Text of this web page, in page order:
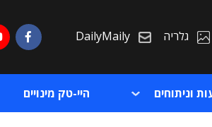
גלריה DailyMaily
וניתוחים היי-טק מינויים